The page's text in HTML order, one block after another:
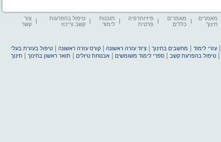
מאמרים
חינוך
מאמרים
כללים
פיזיותרפיה
פרטית
תוכנות
לימוד
טיפול בהפרעות
קשב וריכוז
צור
קשר
עזרי לימוד מחשבים בחינוך |ציוד עזרה ראשונה |קורס עזרה ראשונה |טיפול בעזרת בעלי
|טיפול בהפרעת קשב |ספרי לימוד משומשים |אבטחת טיולים תואר ראשון בחינוך |חינוך